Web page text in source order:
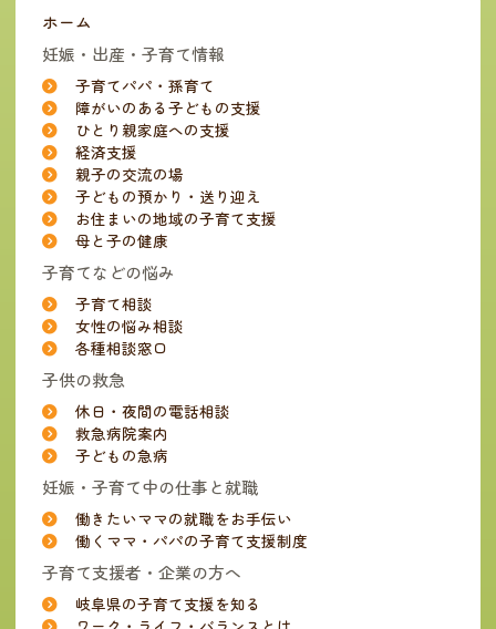
ホーム
妊娠・出産・子育て情報
子育てパパ・孫育て
障がいのある子どもの支援
ひとり親家庭への支援
経済支援
親子の交流の場
子どもの預かり・送り迎え
お住まいの地域の子育て支援
母と子の健康
子育てなどの悩み
子育て相談
女性の悩み相談
各種相談窓口
子供の救急
休日・夜間の電話相談
救急病院案内
子どもの急病
妊娠・子育て中の仕事と就職
働きたいママの就職をお手伝い
働くママ・パパの子育て支援制度
子育て支援者・企業の方へ
岐阜県の子育て支援を知る